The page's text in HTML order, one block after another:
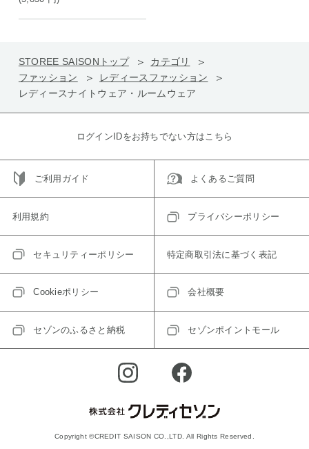
STOREE SAISONトップ
カテゴリ
ファッション
レディースファッション
レディースナイトウェア・ルームウェア
ログインIDをお持ちでない方はこちら
ご利用ガイド よくあるご質問
利用規約 プライバシーポリシー
セキュリティーポリシー 特定商取引法に基づく表記
Cookieポリシー 会社概要
セゾンのふるさと納税 セゾンポイントモール
Copyright ©CREDIT SAISON CO.,LTD. All Rights Reserved.